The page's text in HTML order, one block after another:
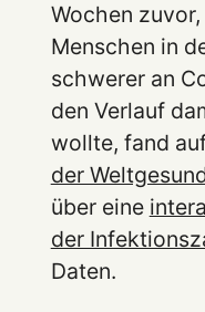
Wochen
Menschen in
schwerer an
den Verlauf
wollte, fand
der
über eine
der
Daten.